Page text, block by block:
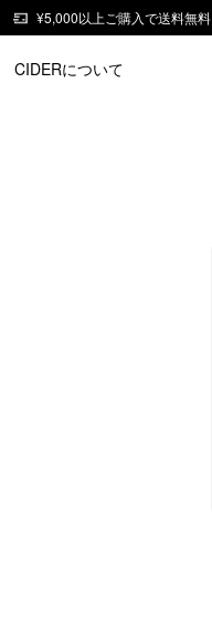
¥5,000以上ご購入で送料無料
CIDERについて